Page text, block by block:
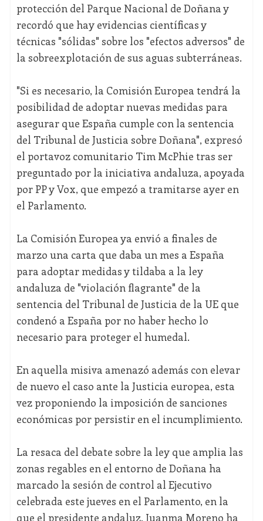
protección del Parque Nacional de Doñana y
recordó que hay evidencias científicas y
técnicas "sólidas" sobre los "efectos adversos" de
la sobreexplotación de sus aguas subterráneas.
"Si es necesario, la Comisión Europea tendrá la
posibilidad de adoptar nuevas medidas para
asegurar que España cumple con la sentencia
del Tribunal de Justicia sobre Doñana", expresó
el portavoz comunitario Tim McPhie tras ser
preguntado por la iniciativa andaluza, apoyada
por PP y Vox, que empezó a tramitarse ayer en
el Parlamento.
La Comisión Europea ya envió a finales de
marzo una carta que daba un mes a España
para adoptar medidas y tildaba a la ley
andaluza de "violación flagrante" de la
sentencia del Tribunal de Justicia de la UE que
condenó a España por no haber hecho lo
necesario para proteger el humedal.
En aquella misiva amenazó además con elevar
de nuevo el caso ante la Justicia europea, esta
vez proponiendo la imposición de sanciones
económicas por persistir en el incumplimiento.
La resaca del debate sobre la ley que amplia las
zonas regables en el entorno de Doñana ha
marcado la sesión de control al Ejecutivo
celebrada este jueves en el Parlamento, en la
que el presidente andaluz, Juanma Moreno ha